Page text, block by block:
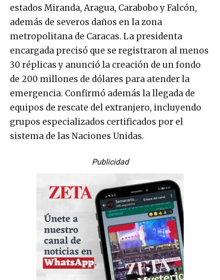
estados Miranda, Aragua, Carabobo y Falcón,
además de severos daños en la zona
metropolitana de Caracas. La presidenta
encargada precisó que se registraron al menos
30 réplicas y anunció la creación de un fondo
de 200 millones de dólares para atender la
emergencia. Confirmó además la llegada de
equipos de rescate del extranjero, incluyendo
grupos especializados certificados por el
sistema de las Naciones Unidas.
Publicidad